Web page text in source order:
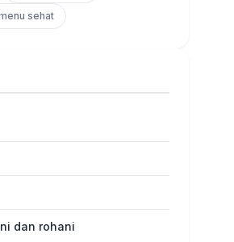
sehat
dan rohani